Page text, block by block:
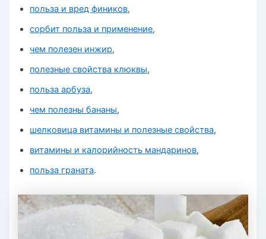
польза и вред фиников,
сорбит польза и применение,
чем полезен инжир,
полезные свойства клюквы,
польза арбуза,
чем полезны бананы,
шелковица витамины и полезные свойства,
витамины и калорийность мандаринов,
польза граната.